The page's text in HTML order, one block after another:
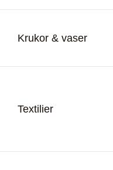
Krukor & vaser
Textilier